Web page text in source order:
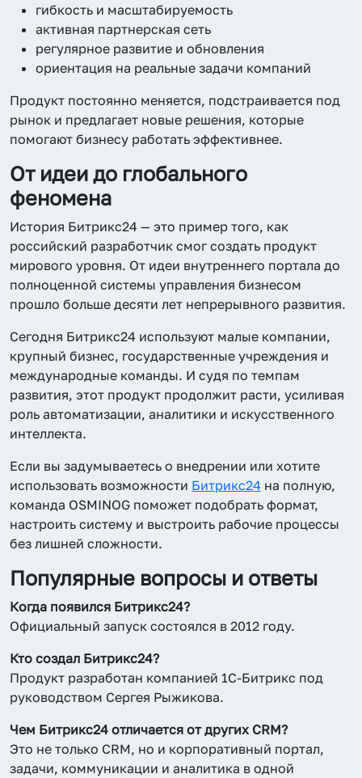
гибкость и масштабируемость
активная партнерская сеть
регулярное развитие и обновления
ориентация на реальные задачи компаний
Продукт постоянно меняется, подстраивается под
рынок и предлагает новые решения, которые
помогают бизнесу работать эффективнее.
От идеи до глобального
феномена
История Битрикс24 — это пример того, как
российский разработчик смог создать продукт
мирового уровня. От идеи внутреннего портала до
полноценной системы управления бизнесом
прошло больше десяти лет непрерывного развития.
Сегодня Битрикс24 используют малые компании,
крупный бизнес, государственные учреждения и
международные команды. И судя по темпам
развития, этот продукт продолжит расти, усиливая
роль автоматизации, аналитики и искусственного
интеллекта.
Если вы задумываетесь о внедрении или хотите
использовать возможности Битрикс24 на полную,
команда OSMINOG поможет подобрать формат,
настроить систему и выстроить рабочие процессы
без лишней сложности.
Популярные вопросы и ответы
Когда появился Битрикс24?
Официальный запуск состоялся в 2012 году.
Кто создал Битрикс24?
Продукт разработан компанией 1С-Битрикс под
руководством Сергея Рыжикова.
Чем Битрикс24 отличается от других CRM?
Это не только CRM, но и корпоративный портал,
задачи, коммуникации и аналитика в одной